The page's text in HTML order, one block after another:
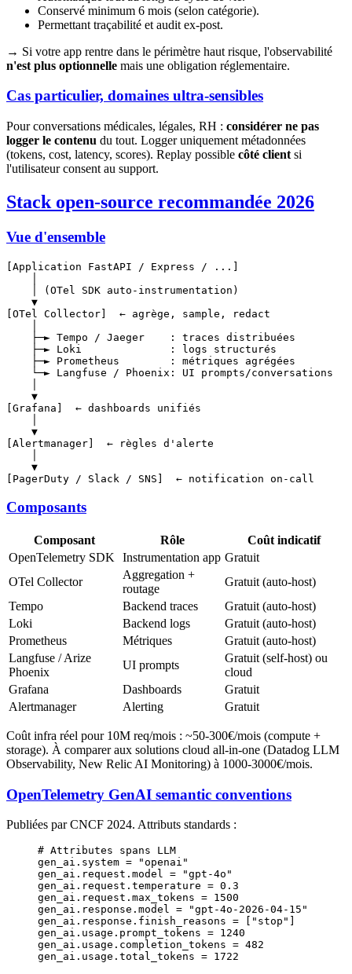
Conservé minimum 6 mois (selon catégorie).
Permettant traçabilité et audit ex-post.
→ Si votre app rentre dans le périmètre haut risque, l'observabilité
n'est plus optionnelle mais une obligation réglementaire.
Cas particulier, domaines ultra-sensibles
Pour conversations médicales, légales, RH : considérer ne pas
logger le contenu du tout. Logger uniquement métadonnées
(tokens, cost, latency, scores). Replay possible côté client si
l'utilisateur consent au support.
Stack open-source recommandée 2026
Vue d'ensemble
[Application FastAPI / Express / ...]
    │ (OTel SDK auto-instrumentation)
    ▼
[OTel Collector]  ← agrège, sample, redact
    ├─► Tempo / Jaeger    : traces distribuées
    ├─► Loki              : logs structurés
    ├─► Prometheus        : métriques agrégées
    └─► Langfuse / Phoenix: UI prompts/conversations
    ▼
[Grafana]  ← dashboards unifiés
    ▼
[Alertmanager]  ← règles d'alerte
    ▼
Composants
Composant Rôle
Coût indicatif
OpenTelemetry SDK
Instrumentation app Gratuit
OTel Collector
Aggregation +
routage
Gratuit (auto-host)
Tempo
Backend traces
Gratuit (auto-host)
Loki
Backend logs
Gratuit (auto-host)
Prometheus
Métriques
Gratuit (auto-host)
Langfuse / Arize
Phoenix
UI prompts
Gratuit (self-host) ou
cloud
Grafana
Dashboards
Gratuit
Alertmanager
Alerting Gratuit
Coût infra réel pour 10M req/mois : ~50-300€/mois (compute +
storage). À comparer aux solutions cloud all-in-one (Datadog LLM
Observability, New Relic AI Monitoring) à 1000-3000€/mois.
OpenTelemetry GenAI semantic conventions
Publiées par CNCF 2024. Attributs standards :
# Attributes spans LLM
gen_ai.system = "openai"
gen_ai.request.model = "gpt-4o"
gen_ai.request.temperature = 0.3
gen_ai.request.max_tokens = 1500
gen_ai.response.model = "gpt-4o-2026-04-15"
gen_ai.response.finish_reasons = "stop"
gen_ai.usage.prompt_tokens = 1240
gen_ai.usage.completion_tokens = 482
gen_ai.usage.total_tokens = 1722